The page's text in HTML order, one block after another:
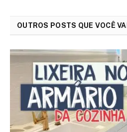
OUTROS POSTS QUE VOCÊ VAI